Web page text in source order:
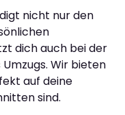
nicht nur den
dich auch bei der
Wir bieten
auf deine
sind.